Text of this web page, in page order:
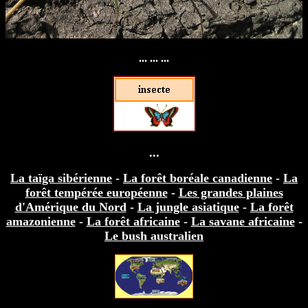
... ... ...
...
La taïga sibérienne - La forêt boréale canadienne - La
forêt tempérée européenne- Les grandes plaines
d'Amérique du Nord - La jungle asiatique- La forêt
amazonienne- La forêt africaine- La savane africaine-
Le bush australien